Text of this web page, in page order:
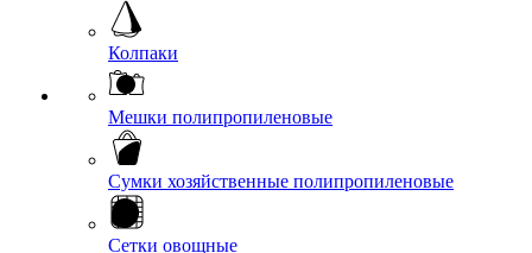
Колпаки
Мешки полипропиленовые
Сумки хозяйственные полипропиленовые
Сетки овощные